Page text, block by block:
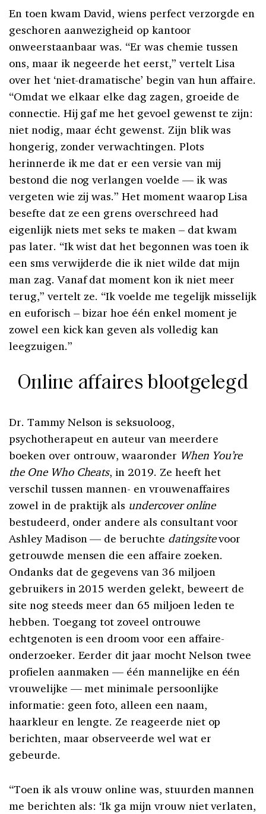
En toen kwam David, wiens perfect verzorgde en
geschoren aanwezigheid op kantoor
onweerstaanbaar was. “Er was chemie tussen
ons, maar ik negeerde het eerst,” vertelt Lisa
over het ‘niet-dramatische’ begin van hun affaire.
“Omdat we elkaar elke dag zagen, groeide de
connectie. Hij gaf me het gevoel gewenst te zijn:
niet nodig, maar écht gewenst. Zijn blik was
hongerig, zonder verwachtingen. Plots
herinnerde ik me dat er een versie van mij
bestond die nog verlangen voelde — ik was
vergeten wie zij was.” Het moment waarop Lisa
besefte dat ze een grens overschreed had
eigenlijk niets met seks te maken – dat kwam
pas later. “Ik wist dat het begonnen was toen ik
een sms verwijderde die ik niet wilde dat mijn
man zag. Vanaf dat moment kon ik niet meer
terug,” vertelt ze. “Ik voelde me tegelijk misselijk
en euforisch – bizar hoe één enkel moment je
zowel een kick kan geven als volledig kan
leegzuigen.”
Online affaires blootgelegd
Dr. Tammy Nelson is seksuoloog,
psychotherapeut en auteur van meerdere
boeken over ontrouw, waaronder When You’re
the One Who Cheats, in 2019. Ze heeft het
verschil tussen mannen- en vrouwenaffaires
zowel in de praktijk als undercover online
bestudeerd, onder andere als consultant voor
Ashley Madison — de beruchte datingsitevoor
getrouwde mensen die een affaire zoeken.
Ondanks dat de gegevens van 36 miljoen
gebruikers in 2015 werden gelekt, beweert de
site nog steeds meer dan 65 miljoen leden te
hebben. Toegang tot zoveel ontrouwe
echtgenoten is een droom voor een affaire-
onderzoeker. Eerder dit jaar mocht Nelson twee
profielen aanmaken — één mannelijke en één
vrouwelijke — met minimale persoonlijke
informatie: geen foto, alleen een naam,
haarkleur en lengte. Ze reageerde niet op
berichten, maar observeerde wel wat er
gebeurde.
“Toen ik als vrouw online was, stuurden mannen
me berichten als: ‘Ik ga mijn vrouw niet verlaten,